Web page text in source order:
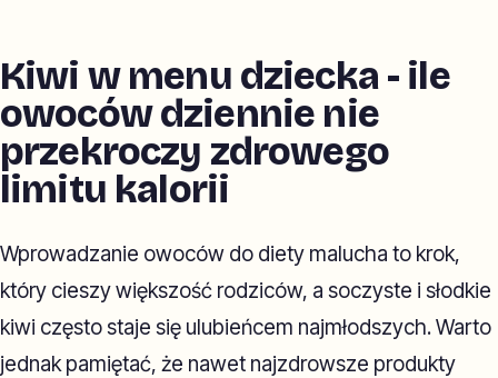
Kiwi w menu dziecka - ile
owoców dziennie nie
przekroczy zdrowego
limitu kalorii
Wprowadzanie owoców do diety malucha to krok,
który cieszy większość rodziców, a soczyste i słodkie
kiwi często staje się ulubieńcem najmłodszych. Warto
jednak pamiętać, że nawet najzdrowsze produkty